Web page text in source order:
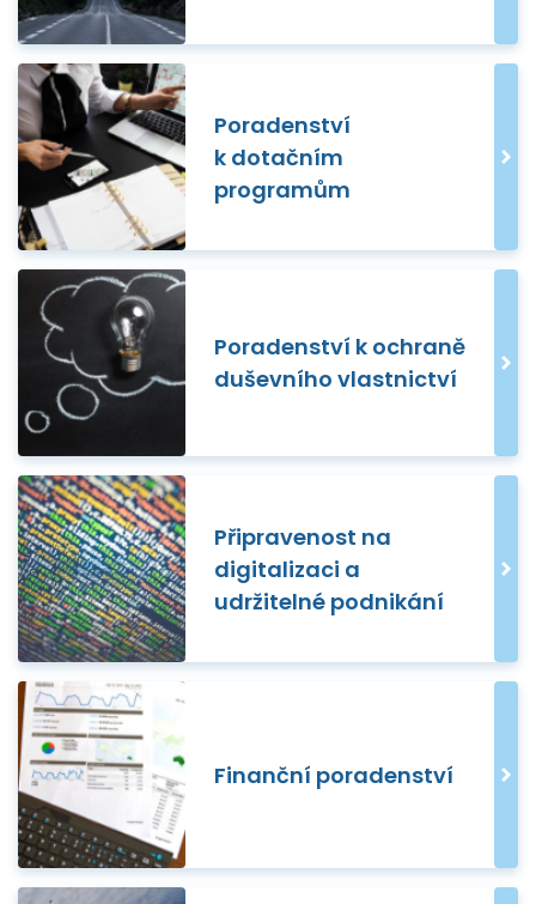
Poradenství
k dotačním
programům
Poradenství k ochraně
duševního vlastnictví
Připravenost na
digitalizaci a
udržitelné podnikání
Finanční poradenství